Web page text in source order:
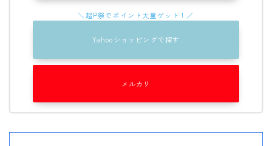
Yahooショッピングで探す
メルカリ